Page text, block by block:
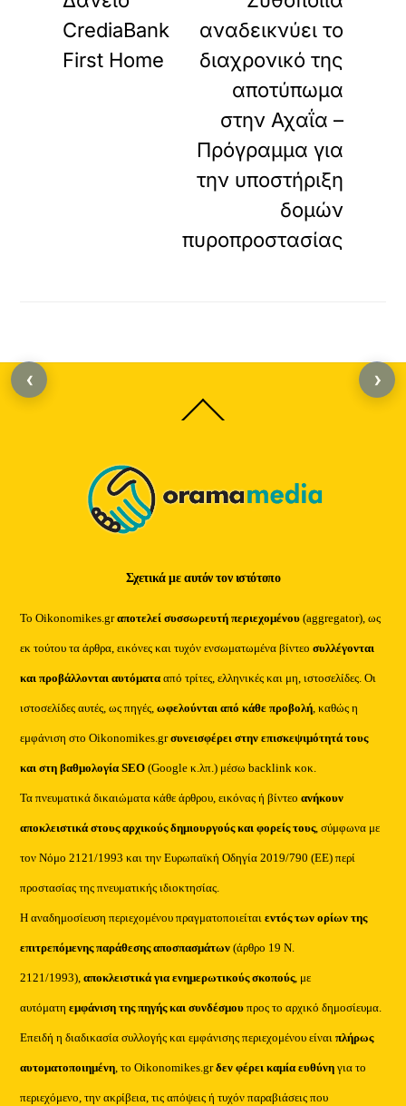
CrediaBank
First Home
αναδεικνύει το
διαχρονικό της
αποτύπωμα
στην Αχαΐα –
Πρόγραμμα για
την υποστήριξη
δομών
πυροπροστασίας
Back
To
Σχετικά με αυτόν τον ιστότοπο
Το Oikonomikes.grαποτελεί συσσωρευτή περιεχομένου (aggregator), ως
εκ τούτου τα άρθρα, εικόνες και τυχόν ενσωματωμένα βίντεοσυλλέγονται
και προβάλλονται αυτόματααπό τρίτες, ελληνικές και μη, ιστοσελίδες. Οι
ιστοσελίδες αυτές, ως πηγές,ωφελούνται από κάθε προβολή, καθώς η
εμφάνιση στο Oikonomikes.grσυνεισφέρει στην επισκεψιμότητά τους
και στη βαθμολογία SEO (Google κ.λπ.) μέσω backlink κοκ.
Τα πνευματικά δικαιώματα κάθε άρθρου, εικόνας ή βίντεοανήκουν
αποκλειστικά στους αρχικούς δημιουργούς και φορείς τους, σύμφωνα με
τον Νόμο 2121/1993 και την Ευρωπαϊκή Οδηγία 2019/790 (ΕΕ) περί
προστασίας της πνευματικής ιδιοκτησίας.
Η αναδημοσίευση περιεχομένου πραγματοποιείταιεντός των ορίων της
επιτρεπόμενης παράθεσης αποσπασμάτων (άρθρο 19 Ν.
2121/1993), αποκλειστικά για ενημερωτικούς σκοπούς, με
αυτόματηεμφάνιση της πηγής και συνδέσμου προς το αρχικό δημοσίευμα.
Επειδή η διαδικασία συλλογής και εμφάνισης περιεχομένου είναιπλήρως
αυτοματοποιημένη, το Oikonomikes.grδεν φέρει καμία ευθύνη για το
περιεχόμενο, την ακρίβεια, τις απόψεις ή τυχόν παραβιάσεις που
‹ ›